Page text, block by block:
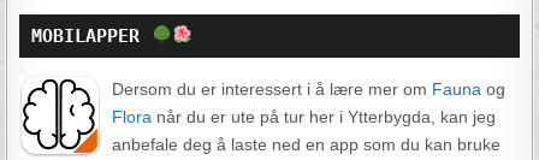
MOBILAPPER
Dersom du er interessert i å lære mer om Fauna og
Flora når du er ute på tur her i Ytterbygda, kan jeg
anbefale deg å laste ned en app som du kan bruke